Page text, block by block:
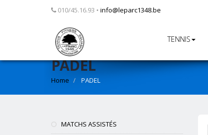
010/45.16.93 • info@leparc1348.be
TENNIS
PADEL
Home PADEL
MATCHS ASSISTÉS